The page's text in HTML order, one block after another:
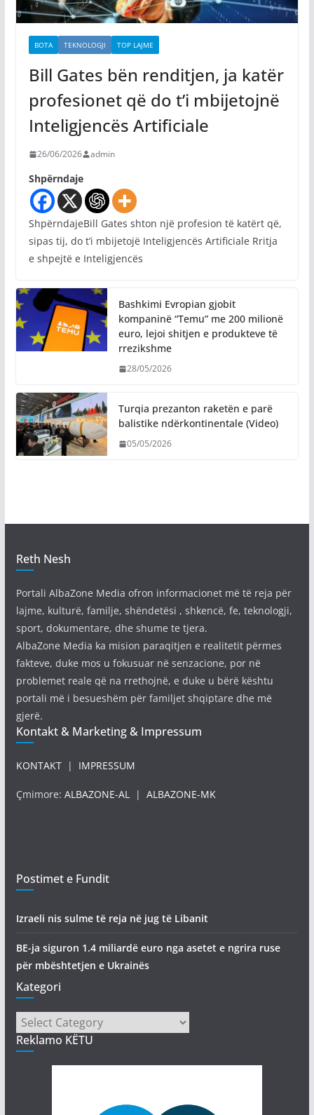
BOTA TEKNOLOGJI TOP LAJME
Bill Gates bën renditjen, ja katër
profesionet që do t’i mbijetojnë
Inteligjencës Artificiale
26/06/2026 admin
Shpërndaje
ShpërndajeBill Gates shton një profesion të katërt që,
sipas tij, do t’i mbijetojë Inteligjencës Artificiale Rritja
e shpejtë e Inteligjencës
Bashkimi Evropian gjobit
kompaninë “Temu” me 200 milionë
euro, lejoi shitjen e produkteve të
rrezikshme
28/05/2026
Turqia prezanton raketën e parë
balistike ndërkontinentale (Video)
05/05/2026
Reth Nesh
Portali AlbaZone Media ofron informacionet më të reja për
lajme, kulturë, familje, shëndetësi , shkencë, fe, teknologji,
sport, dokumentare, dhe shume te tjera.
AlbaZone Media ka mision paraqitjen e realitetit përmes
fakteve, duke mos u fokusuar në senzacione, por në
problemet reale që na rrethojnë, e duke u bërë kështu
portali më i besueshëm për familjet shqiptare dhe më
gjerë.
Kontakt & Marketing & Impressum
KONTAKT| IMPRESSUM
Çmimore: ALBAZONE-AL| ALBAZONE-MK
Postimet e Fundit
Izraeli nis sulme të reja në jug të Libanit
BE-ja siguron 1.4 miliardë euro nga asetet e ngrira ruse
për mbështetjen e Ukrainës
Kategori
Kategori
Reklamo KËTU